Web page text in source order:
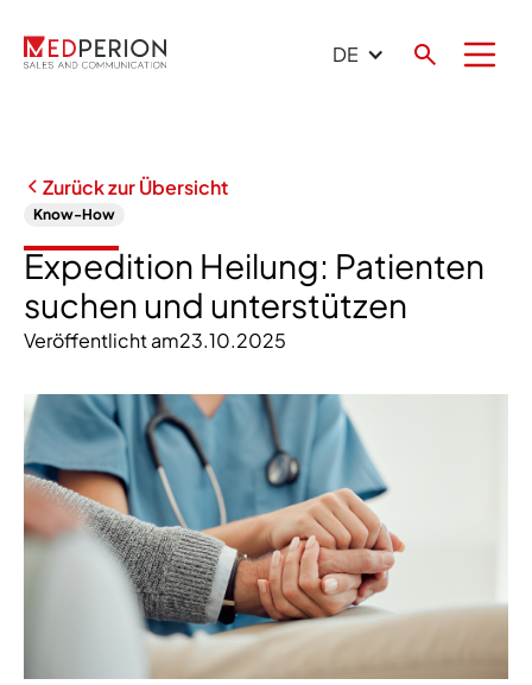
DE
Zurück zur Übersicht
Know-How
Expedition Heilung: Patienten
suchen und unterstützen
Veröffentlicht am23.10.2025